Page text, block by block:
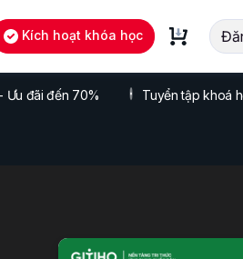
Kích hoạt khóa học
Ưu đãi đến 70% Tuyển tập khoá